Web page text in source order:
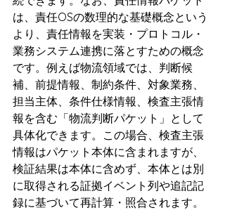
は、責任OSの数理的な基礎概念という
より、責任情報を実装・プロトコル・
業務システム連携に落とすための概念
です。例えば物流領域では、判断候
補、前提情報、制約条件、対象業務、
担当主体、条件仕様情報、検査主張情
報を含む「物流判断パケット」として
具体化できます。この場合、検査主張
情報はパケット本体に含まれますが、
検証結果は本体に含めず、本体とは別
に取得される証拠イベント列や追記記
録に基づいて再計算・照合されます。